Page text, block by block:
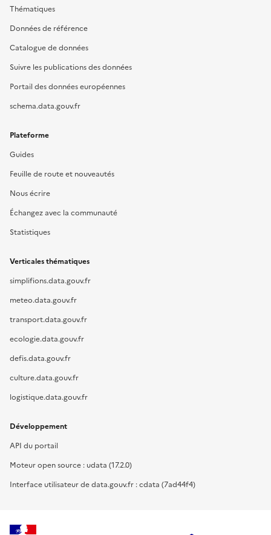
Thématiques
Données de référence
Catalogue de données
Suivre les publications des données
Portail des données européennes
schema.data.gouv.fr
Plateforme
Guides
Feuille de route et nouveautés
Nous écrire
Échangez avec la communauté
Statistiques
Verticales thématiques
simplifions.data.gouv.fr
meteo.data.gouv.fr
transport.data.gouv.fr
ecologie.data.gouv.fr
defis.data.gouv.fr
culture.data.gouv.fr
logistique.data.gouv.fr
Développement
API du portail
Moteur open source : udata (17.2.0)
Interface utilisateur de data.gouv.fr : cdata (7ad44f4)